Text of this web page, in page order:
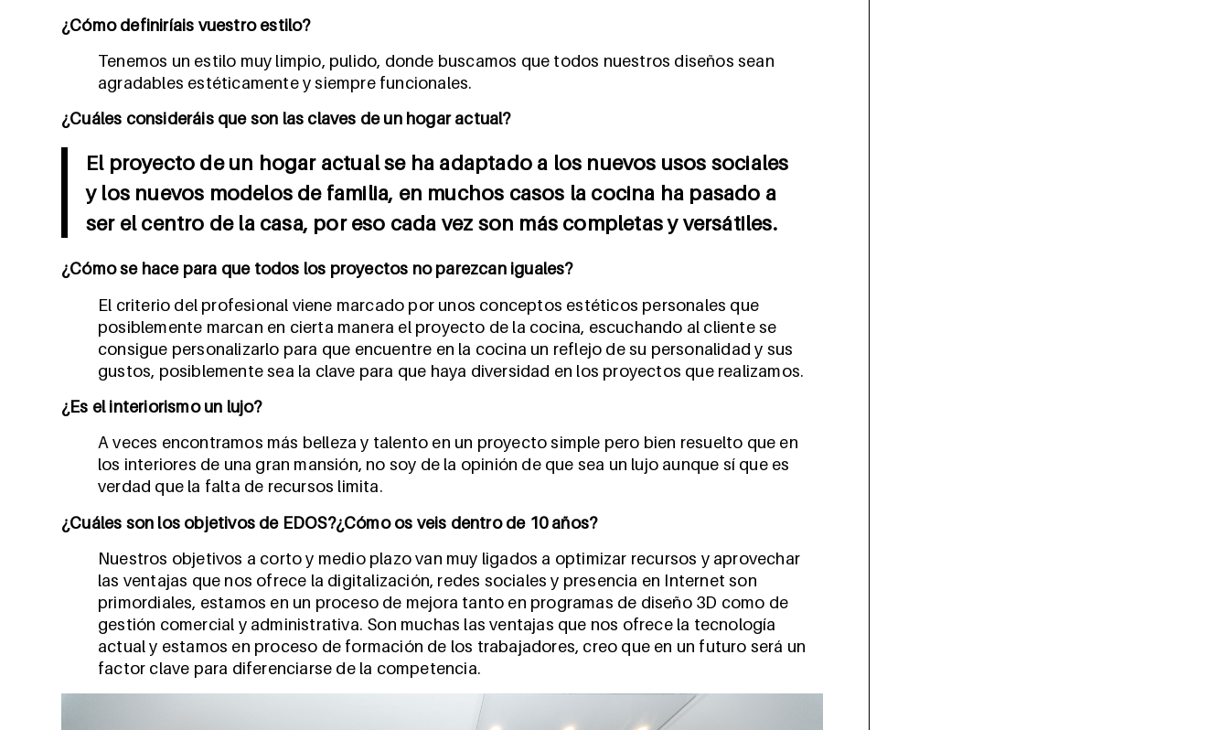
¿Cómo definiríais vuestro estilo?
Tenemos un estilo muy limpio, pulido, donde buscamos que todos nuestros diseños sean
agradables estéticamente y siempre funcionales.
¿Cuáles consideráis que son las claves de un hogar actual?
El proyecto de un hogar actual se ha adaptado a los nuevos usos sociales
y los nuevos modelos de familia, en muchos casos la cocina ha pasado a
ser el centro de la casa, por eso cada vez son más completas y versátiles.
¿Cómo se hace para que todos los proyectos no parezcan iguales?
El criterio del profesional viene marcado por unos conceptos estéticos personales que
posiblemente marcan en cierta manera el proyecto de la cocina, escuchando al cliente se
consigue personalizarlo para que encuentre en la cocina un reflejo de su personalidad y sus
gustos, posiblemente sea la clave para que haya diversidad en los proyectos que realizamos.
¿Es el interiorismo un lujo?
A veces encontramos más belleza y talento en un proyecto simple pero bien resuelto que en
los interiores de una gran mansión, no soy de la opinión de que sea un lujo aunque sí que es
verdad que la falta de recursos limita.
¿Cuáles son los objetivos de EDOS?¿Cómo os veis dentro de 10 años?
Nuestros objetivos a corto y medio plazo van muy ligados a optimizar recursos y aprovechar
las ventajas que nos ofrece la digitalización, redes sociales y presencia en Internet son
primordiales, estamos en un proceso de mejora tanto en programas de diseño 3D como de
gestión comercial y administrativa. Son muchas las ventajas que nos ofrece la tecnología
actual y estamos en proceso de formación de los trabajadores, creo que en un futuro será un
factor clave para diferenciarse de la competencia.